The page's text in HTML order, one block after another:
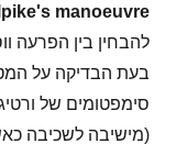
manoeuvre
להבחין בין הפרעה
בעת הבדיקה על
סימפטומים של
(מישיבה לשכיבה